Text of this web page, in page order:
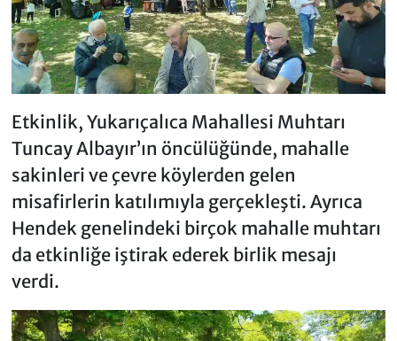
Etkinlik, Yukarıçalıca Mahallesi Muhtarı
Tuncay Albayır’ın öncülüğünde, mahalle
sakinleri ve çevre köylerden gelen
misafirlerin katılımıyla gerçekleşti. Ayrıca
Hendek genelindeki birçok mahalle muhtarı
da etkinliğe iştirak ederek birlik mesajı
verdi.